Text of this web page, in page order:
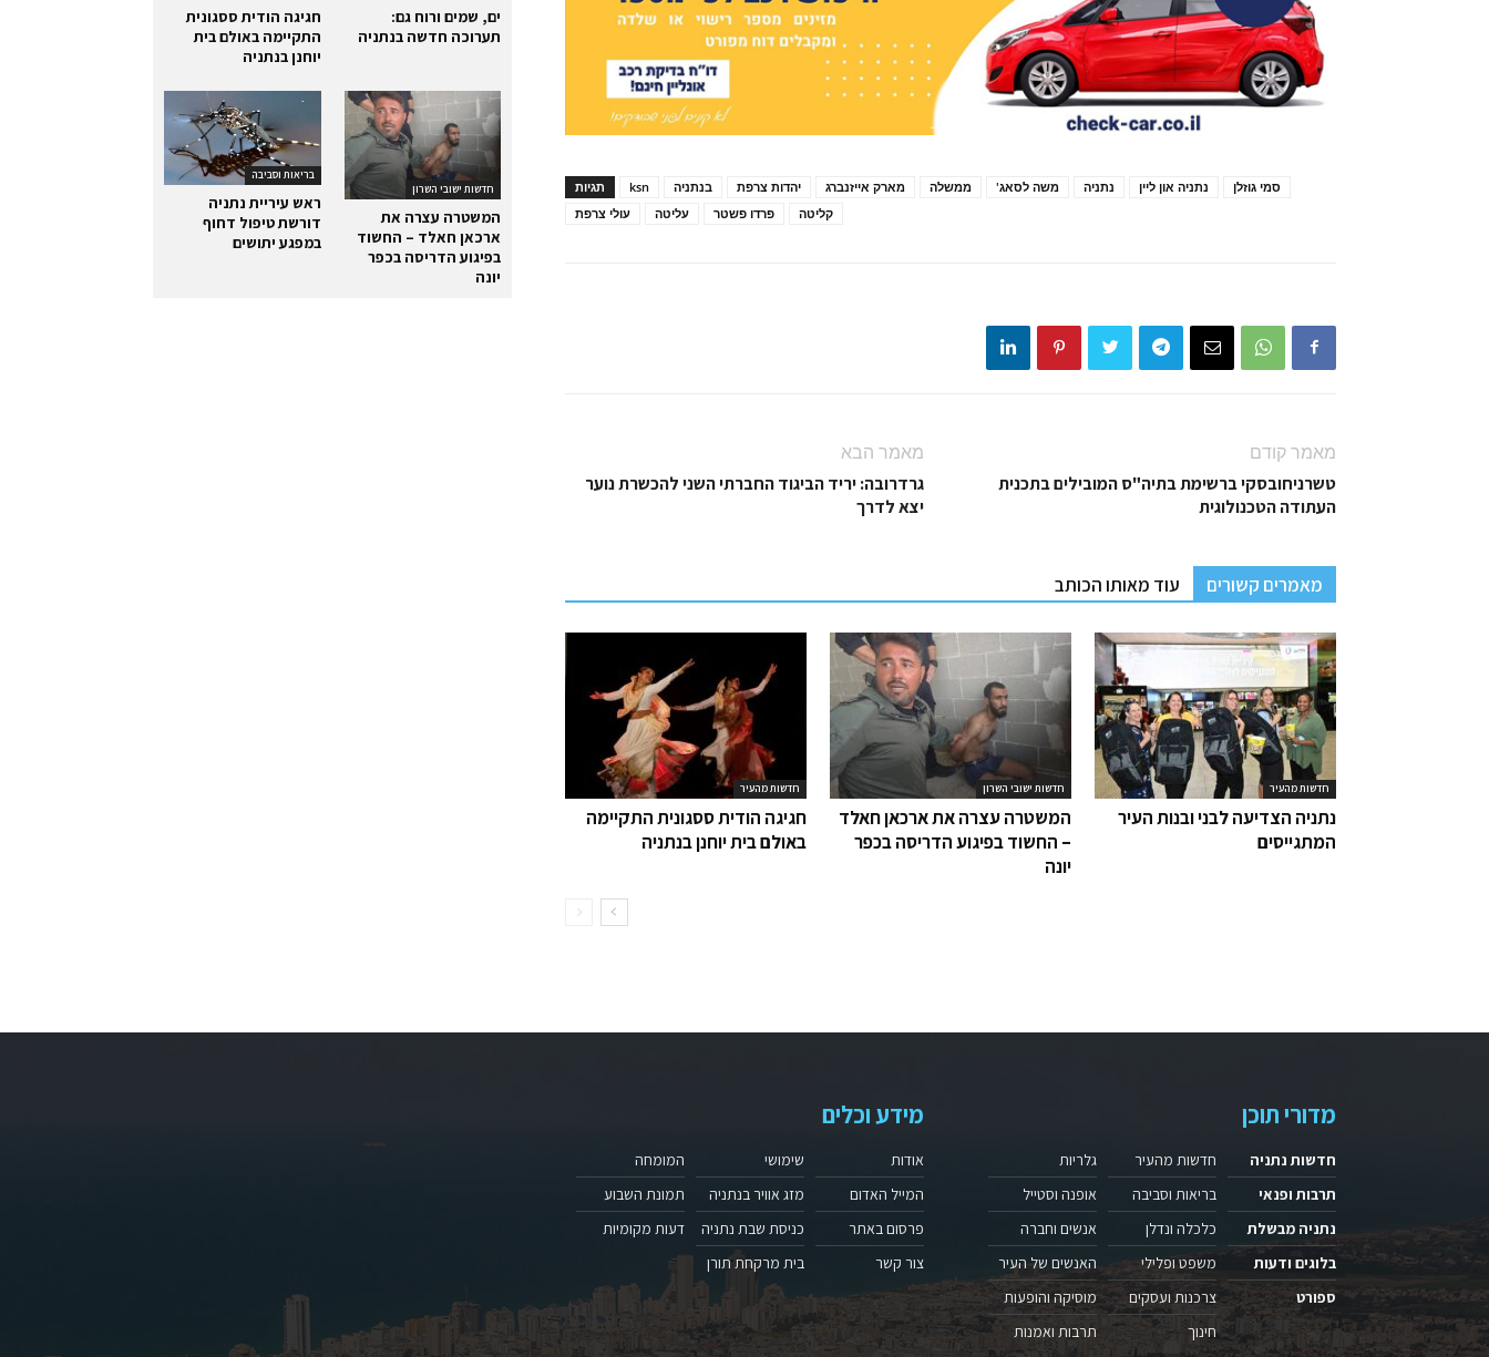
תגיות ksn בנתניה יהדות צרפת מארק אייזנברג ממשלה משה לסאג' נתניה נתניה און ליין
סמי גוזלן
עולי צרפת
עליטה פרדו פשטר קליטה
מאמר קודם
טשרניחובסקי ברשימת בתיה"ס המובילים בתכנית
העתודה הטכנולוגית
מאמר הבא
גרדרובה: יריד הביגוד החברתי השני להכשרת נוער
יצא לדרך
מאמרים קשורים עוד מאותו הכותב
חדשות מהעיר
חגיגה הודית ססגונית התקיימה
באולם בית יוחנן בנתניה
חדשות ישובי השרון
המשטרה עצרה את ארכאן חאלד
– החשוד בפיגוע הדריסה בכפר
יונה
חדשות מהעיר
נתניה הצדיעה לבני ובנות העיר
המתגייסים
חגיגה הודית ססגונית
התקיימה באולם בית
יוחנן בנתניה
ים, שמים ורוח גם:
תערוכה חדשה בנתניה
בריאות וסביבה
ראש עיריית נתניה
דורשת טיפול דחוף
במפגע יתושים
חדשות ישובי השרון
המשטרה עצרה את
ארכאן חאלד – החשוד
בפיגוע הדריסה בכפר
יונה
מדורי תוכן
חדשות נתניה
תרבות ופנאי
נתניה מבשלת
בלוגים ודעות
ספורט
חדשות מהעיר
בריאות וסביבה
כלכלה ונדלן
משפט ופלילי
צרכנות ועסקים
חינוך
גלריות
אופנה וסטייל
אנשים וחברה
האנשים של העיר
מוסיקה והופעות
תרבות ואמנות
מידע וכלים
אודות
המייל האדום
פרסום באתר
צור קשר
שימושי
מזג אוויר בנתניה
כניסת שבת נתניה
בית מרקחת תורן
המומחה
תמונת השבוע
דעות מקומיות